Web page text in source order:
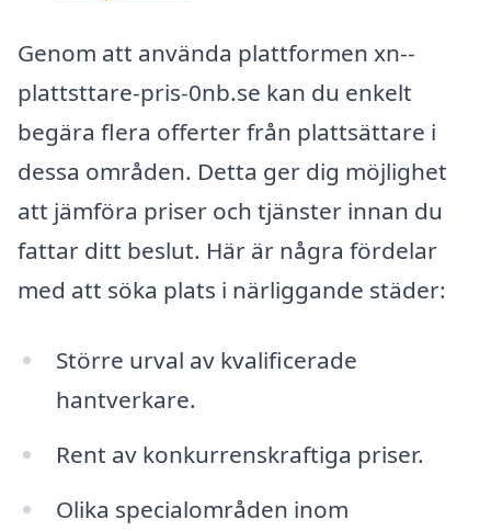
Genom att använda plattformen xn--
plattsttare-pris-0nb.se kan du enkelt
begära flera offerter från plattsättare i
dessa områden. Detta ger dig möjlighet
att jämföra priser och tjänster innan du
fattar ditt beslut. Här är några fördelar
med att söka plats i närliggande städer:
Större urval av kvalificerade
hantverkare.
Rent av konkurrenskraftiga priser.
Olika specialområden inom